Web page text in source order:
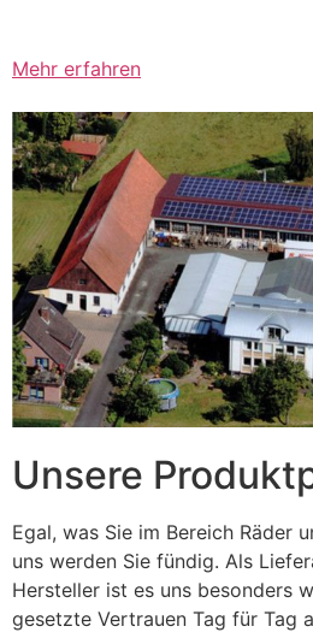
Mehr erfahren
Unsere
Egal, was Sie im Bereich Räder
uns werden Sie fündig. Als
Hersteller ist es uns besonders
gesetzte Vertrauen Tag für Tag